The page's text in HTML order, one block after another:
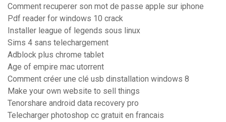
Comment recuperer son mot de passe apple sur iphone
Pdf reader for windows 10 crack
Installer league of legends sous linux
Sims 4 sans telechargement
Adblock plus chrome tablet
Age of empire mac utorrent
Comment créer une clé usb dinstallation windows 8
Make your own website to sell things
Tenorshare android data recovery pro
Telecharger photoshop cc gratuit en francais